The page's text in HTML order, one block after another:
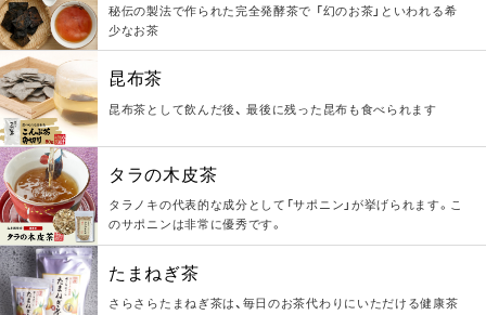
秘伝の製法で作られた完全発酵茶で 「幻のお茶」といわれる希
少なお茶
昆布茶
昆布茶として飲んだ後、 最後に残った昆布も食べられます
タラの木皮茶
タラノキの代表的な成分として「サポニン」が挙げられます。こ
のサポニンは非常に優秀です。
たまねぎ茶
さらさらたまねぎ茶は、毎日のお茶代わりにいただける健康茶